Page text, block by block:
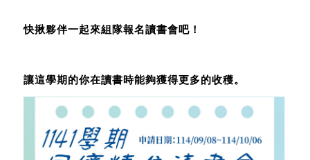
快揪夥伴一起來組隊報名讀書會吧！
讓這學期的你在讀書時能夠獲得更多的收穫。